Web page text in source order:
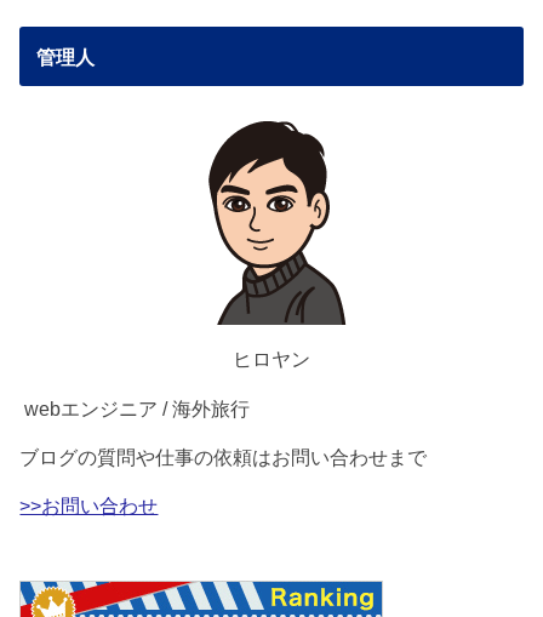
管理人
ヒロヤン
webエンジニア / 海外旅行
ブログの質問や仕事の依頼はお問い合わせまで
>>お問い合わせ